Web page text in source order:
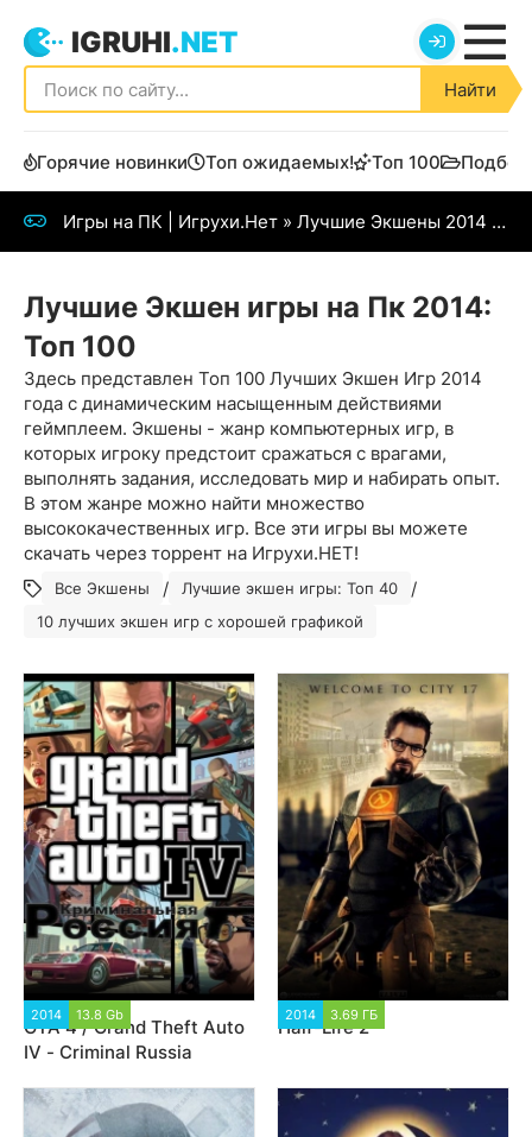
IGRUHI.NET
Найти
Горячие новинки Топ ожидаемых! Топ 100
Игры на ПК | Игрухи.Нет » Лучшие Экшены 2014 года
Лучшие Экшен игры на Пк 2014:
Топ 100
Здесь представлен Топ 100 Лучших Экшен Игр 2014
года с динамическим насыщенным действиями
геймплеем. Экшены - жанр компьютерных игр, в
которых игроку предстоит сражаться с врагами,
выполнять задания, исследовать мир и набирать опыт.
В этом жанре можно найти множество
высококачественных игр. Все эти игры вы можете
скачать через торрент на Игрухи.НЕТ!
Все Экшены / Лучшие экшен игры: Топ 40 /
10 лучших экшен игр с хорошей графикой
2014 13.8 Gb
GTA 4 / Grand Theft Auto
IV - Criminal Russia
2014 3.69 ГБ
Half-Life 2